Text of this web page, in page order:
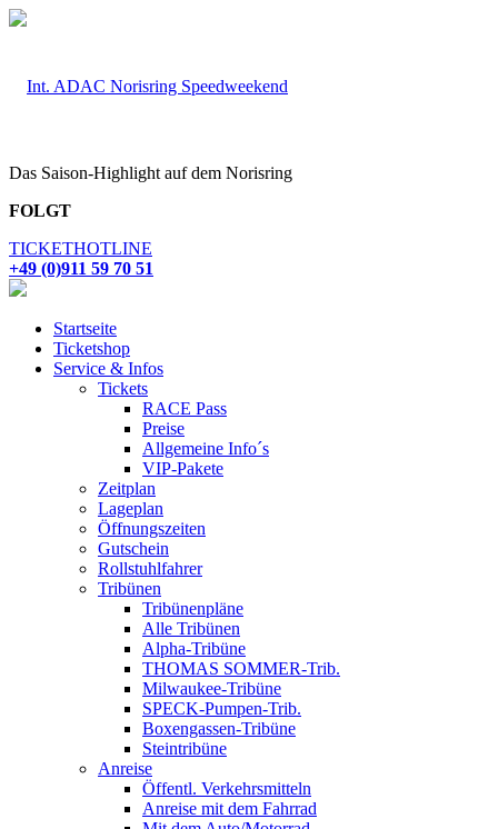
Das Saison-Highlight auf dem Norisring
FOLGT
TICKETHOTLINE
+49 (0)911 59 70 51
Startseite
Ticketshop
Service & Infos
Tickets
RACE Pass
Preise
Allgemeine Info´s
VIP-Pakete
Zeitplan
Lageplan
Öffnungszeiten
Gutschein
Rollstuhlfahrer
Tribünen
Tribünenpläne
Alle Tribünen
Alpha-Tribüne
THOMAS SOMMER-Trib.
Milwaukee-Tribüne
SPECK-Pumpen-Trib.
Boxengassen-Tribüne
Steintribüne
Anreise
Öffentl. Verkehrsmitteln
Anreise mit dem Fahrrad